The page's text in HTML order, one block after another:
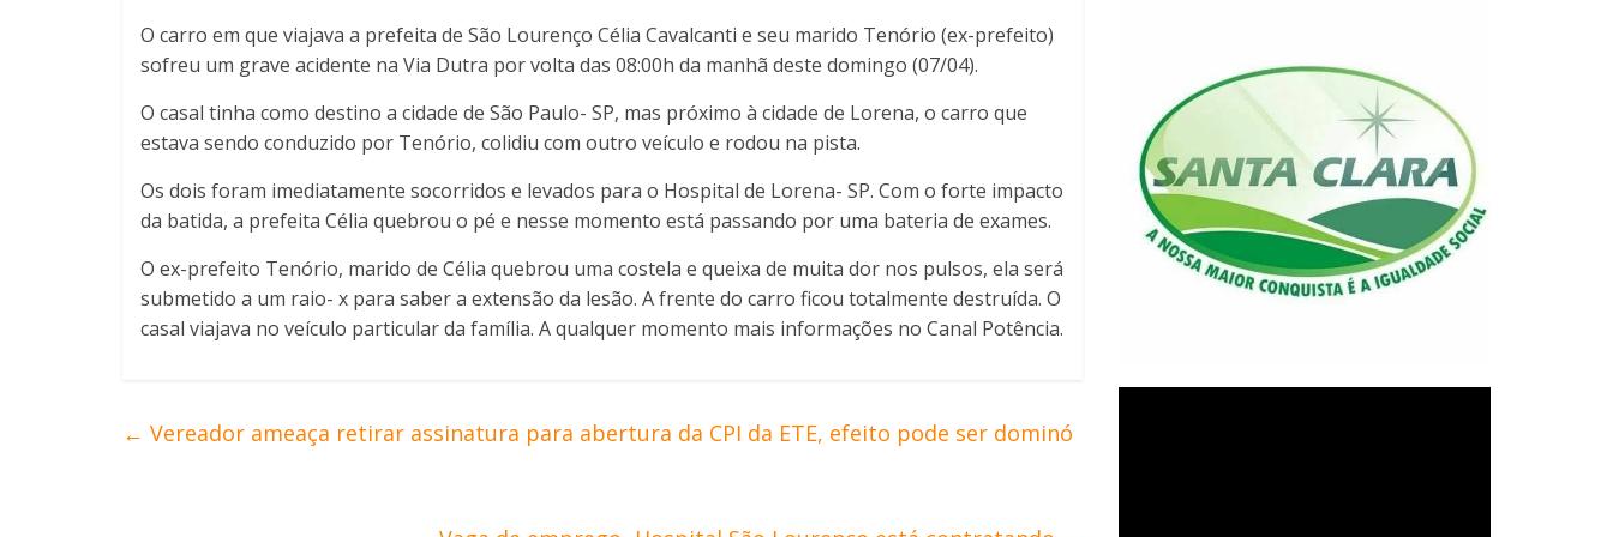
O carro em que viajava a prefeita de São Lourenço Célia Cavalcanti e seu marido Tenório (ex-prefeito)
sofreu um grave acidente na Via Dutra por volta das 08:00h da manhã deste domingo (07/04).
O casal tinha como destino a cidade de São Paulo- SP, mas próximo à cidade de Lorena, o carro que
estava sendo conduzido por Tenório, colidiu com outro veículo e rodou na pista.
Os dois foram imediatamente socorridos e levados para o Hospital de Lorena- SP. Com o forte impacto
da batida, a prefeita Célia quebrou o pé e nesse momento está passando por uma bateria de exames.
O ex-prefeito Tenório, marido de Célia quebrou uma costela e queixa de muita dor nos pulsos, ela será
submetido a um raio- x para saber a extensão da lesão. A frente do carro ficou totalmente destruída. O
casal viajava no veículo particular da família. A qualquer momento mais informações no Canal Potência.
← Vereador ameaça retirar assinatura para abertura da CPI da ETE, efeito pode ser dominó